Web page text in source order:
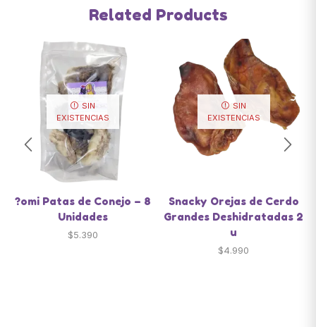
Related Products
SIN
EXISTENCIAS
?omi Patas de Conejo – 8
Unidades
$5.390
SIN
EXISTENCIAS
Snacky Orejas de Cerdo
Grandes Deshidratadas 2
u
$4.990